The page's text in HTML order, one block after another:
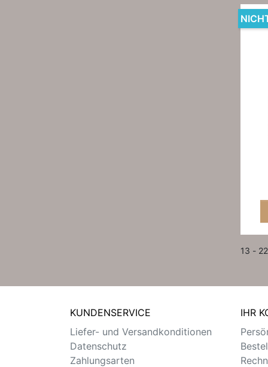
13 -
KUNDENSERVICE
Liefer- und Versandkonditionen
Datenschutz
Zahlungsarten
IHR